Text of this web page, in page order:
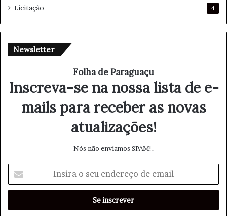
Licitação 4
Newsletter
Folha de Paraguaçu
Inscreva-se na nossa lista de e-
mails para receber as novas
atualizações!
Nós não enviamos SPAM!.
s
r